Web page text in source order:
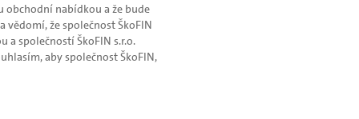
obchodní nabídkou a že bude
že společnost ŠkoFIN
a společností ŠkoFIN s.r.o.
aby společnost ŠkoFIN,